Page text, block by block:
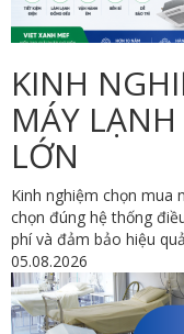
KINH
MÁY
LỚN
Kinh nghiệm chọn mua
chọn đúng hệ thống
phí và đảm bảo hiệu
05.08.2026